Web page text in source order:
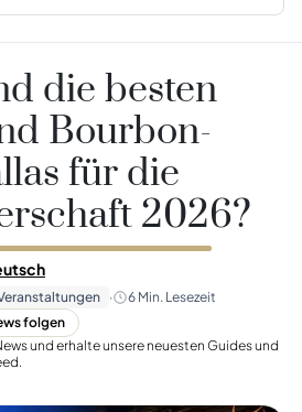
die besten
Bourbon-
für die
2026?
· 6 Min. Lesezeit
folgen
und erhalte unsere neuesten Guides und